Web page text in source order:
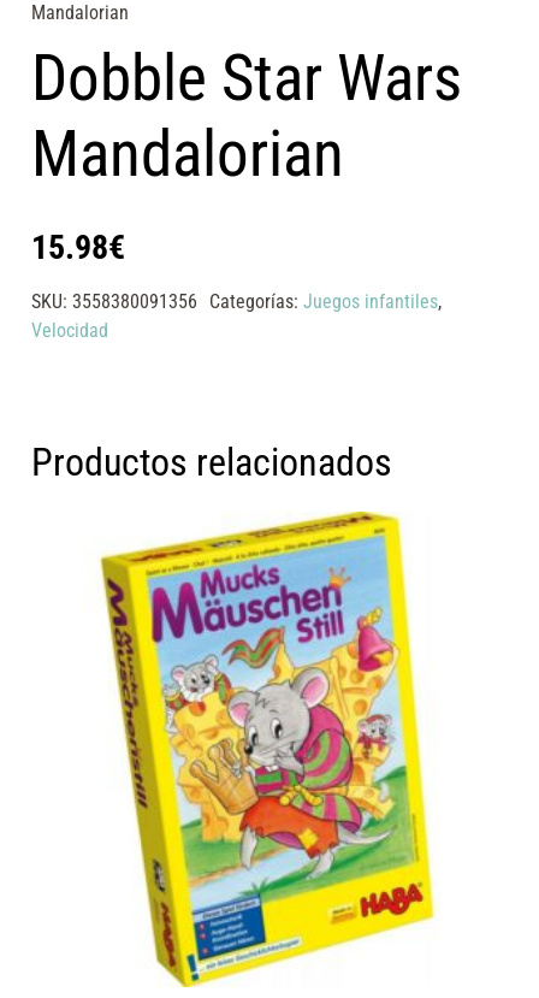
Mandalorian
Dobble Star Wars
Mandalorian
15.98€
SKU:3558380091356 Categorías: Juegos infantiles,
Velocidad
Productos relacionados